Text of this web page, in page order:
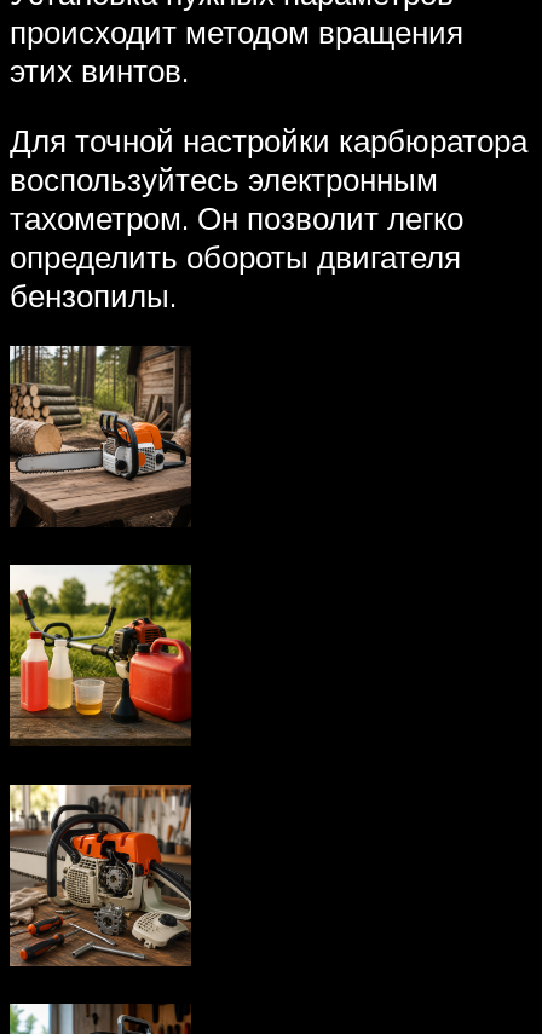
происходит методом вращения
этих винтов.
Для точной настройки карбюратора
воспользуйтесь электронным
тахометром. Он позволит легко
определить обороты двигателя
бензопилы.